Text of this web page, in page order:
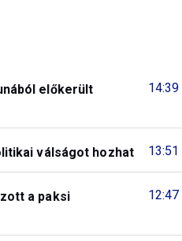
14:39
előkerült
13:51
válságot hozhat
12:47
a paksi